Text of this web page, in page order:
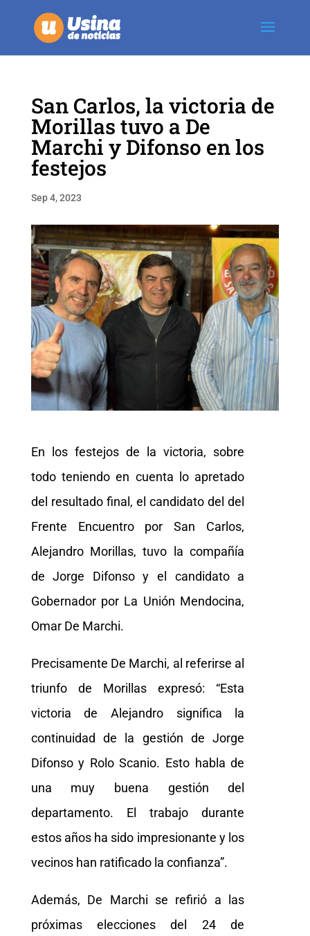
San Carlos, la victoria de
Morillas tuvo a De
Marchi y Difonso en los
festejos
Sep 4, 2023
En los festejos de la victoria, sobre
todo teniendo en cuenta lo apretado
del resultado final, el candidato del del
Frente Encuentro por San Carlos,
Alejandro Morillas, tuvo la compañía
de Jorge Difonso y el candidato a
Gobernador por La Unión Mendocina,
Omar De Marchi.
Precisamente De Marchi, al referirse al
triunfo de Morillas expresó: “Esta
victoria de Alejandro significa la
continuidad de la gestión de Jorge
Difonso y Rolo Scanio. Esto habla de
una muy buena gestión del
departamento. El trabajo durante
estos años ha sido impresionante y los
vecinos han ratificado la confianza”.
Además, De Marchi se refirió a las
próximas elecciones del 24 de